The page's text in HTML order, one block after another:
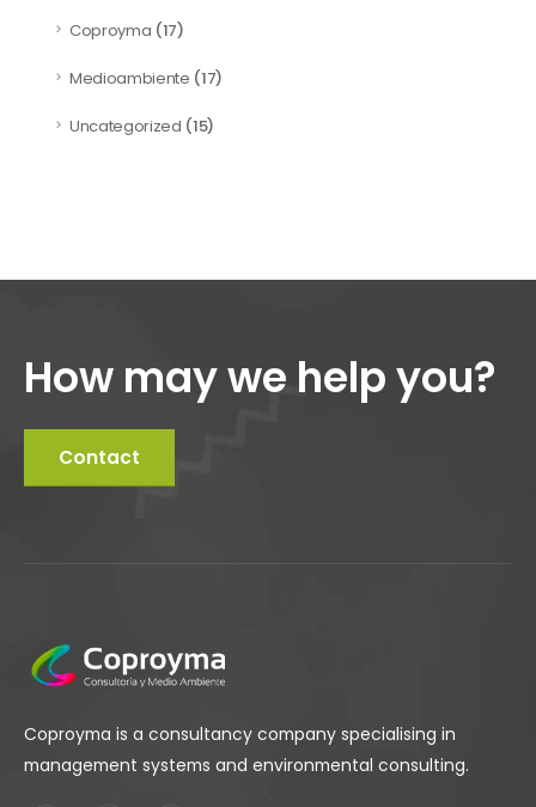
Coproyma (17)
Medioambiente (17)
Uncategorized (15)
How may we help you?
Contact
Coproyma is a consultancy company specialising in
management systems and environmental consulting.